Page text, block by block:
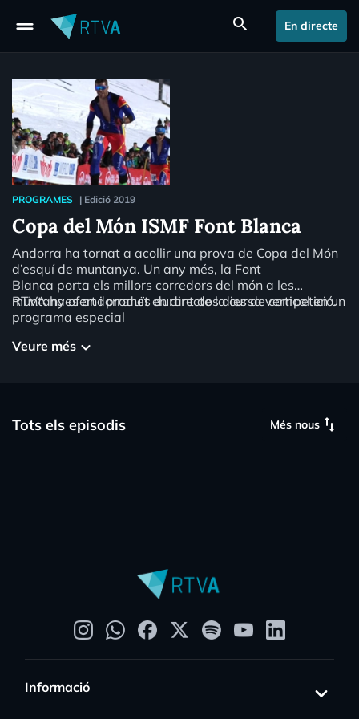
drag_handle search En directe
PROGRAMES | Edició 2019
Copa del Món ISMF Font Blanca
Andorra ha tornat a acollir una prova de Copa del Món
d’esquí de muntanya. Un any més, la Font
Blanca porta els millors corredors del món a les
muntanyes andorranes durant dos dies de competició.
RTVA ha ofert i produït en directe la cursa vertical en un
programa especial
Veure més keyboard_arrow_down
Tots els episodis Més nous swap_vert
Informació